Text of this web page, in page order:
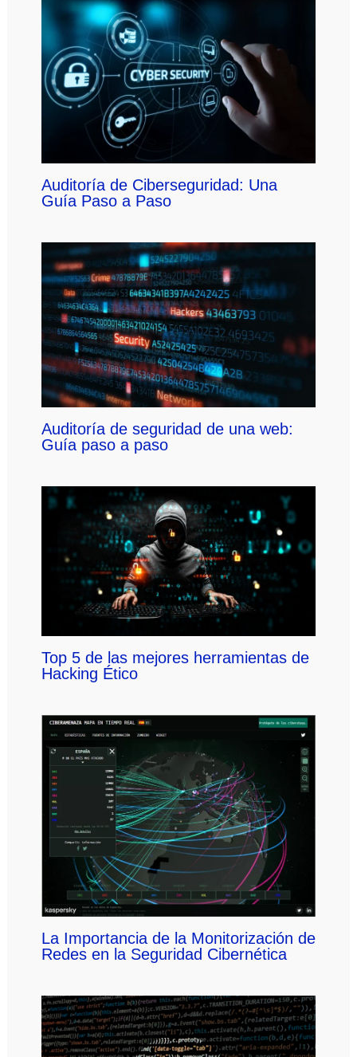
Auditoría de Ciberseguridad: Una
Guía Paso a Paso
Auditoría de seguridad de una web:
Guía paso a paso
Top 5 de las mejores herramientas de
Hacking Ético
La Importancia de la Monitorización de
Redes en la Seguridad Cibernética